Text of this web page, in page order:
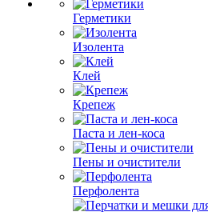
Герметики
Изолента
Клей
Крепеж
Паста и лен-коса
Пены и очистители
Перфолента